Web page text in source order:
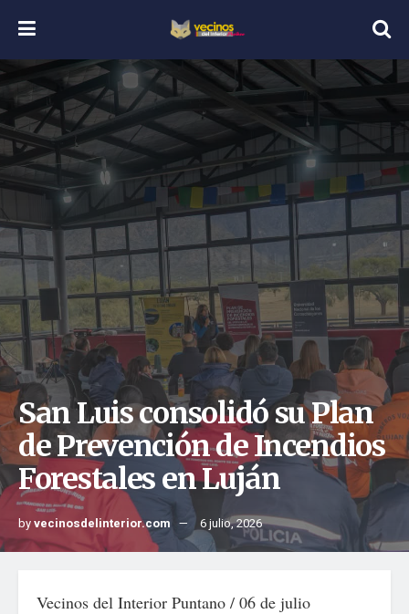
San Luis consolidó su Plan
de Prevención de Incendios
Forestales en Luján
byvecinosdelinterior.com 6 julio, 2026
Vecinos del Interior Puntano / 06 de julio